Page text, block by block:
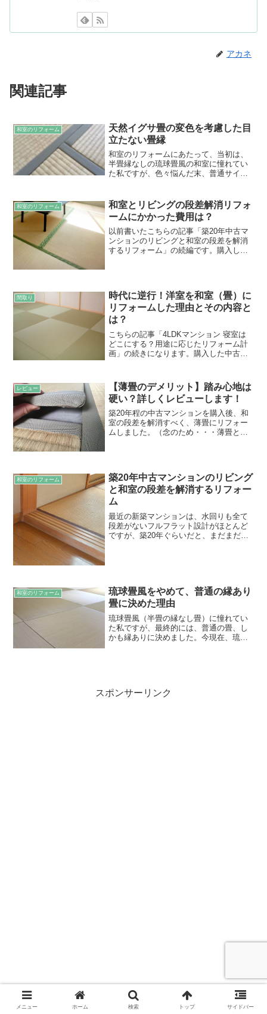
アカネ
関連記事
和室のリフォーム
天然イグサ畳の変色を考慮した目
立たない畳縁
和室のリフォームにあたって、当初は、
半畳縁なしの琉球畳風の和室に憧れてい
た私ですが、色々悩んだ末、普通サイズ
球畳風）のメリットとデメリットのまと
め 琉球畳風をやめて、...
和室のリフォーム
和室とリビングの段差解消リフォ
ームにかかった費用は？
以前書いたこちらの記事「築20年中古マ
ンションのリビングと和室の段差を解消
するリフォーム」の続編です。購入した
も解消しました！この段...
間取り
時代に逆行！洋室を和室（畳）に
リフォームした理由とその内容と
は？
こちらの記事「4LDKマンション 寝室は
どこにする？用途に応じたリフォーム計
画」の続きになります。購入した中古マ
ていました。でも、 和室がLDKに隣接し
ている 和室は日...
レビュー
【薄畳のデメリット】踏み心地は
硬い？詳しくレビューします！
築20年程の中古マンションを購入後、和
室の段差を解消すべく、薄畳にリフォー
ムしました。（念のため・・・薄畳と言
の畳です。）↓過去記事...
和室のリフォーム
築20年中古マンションのリビング
と和室の段差を解消するリフォー
ム
最近の新築マンションは、水回りも全て
段差がないフルフラット設計がほとんど
ですが、築20年ぐらいだと、まだまだ段
和室のリフォーム
琉球畳風をやめて、普通の縁あり
畳に決めた理由
琉球畳風（半畳の縁なし畳）に憧れてい
た私ですが、最終的には、普通の畳、し
かも縁ありに決めました。今現在、琉球
スポンサーリンク
メニュー ホーム 検索 トップ サイドバー